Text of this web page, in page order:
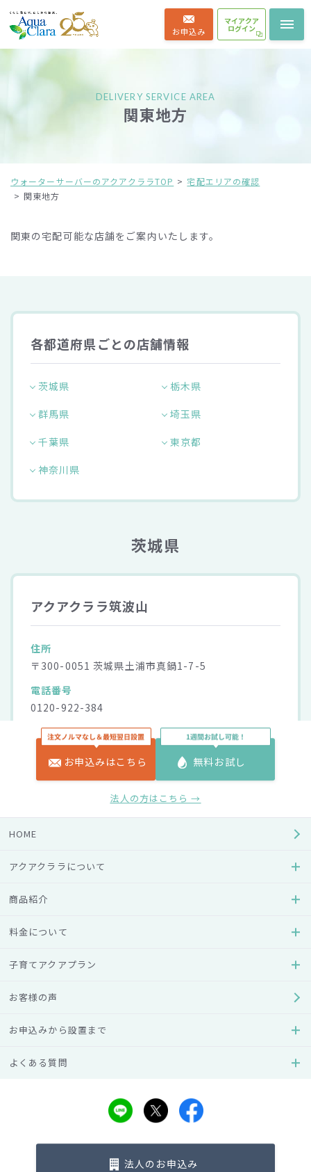
お申込み
マイアクア
ログイン
DELIVERY SERVICE AREA
関東地方
ウォーターサーバーのアクアクララTOP
宅配エリアの確認
関東地方
関東の宅配可能な店舗をご案内いたします。
各都道府県ごとの店舗情報
茨城県
栃木県
群馬県
埼玉県
千葉県
東京都
神奈川県
茨城県
アクアクララ筑波山
住所
〒300-0051 茨城県土浦市真鍋1-7-5
電話番号
0120-922-384
受付時間
8:30～17:00
月～金（祝日を除く）
URL
https://tukubasan.aquaclara-web.jp/
〒310-0044 茨城県水戸市西原1-10-6
電話番号
受付時間
9:00～18:00
お申込みはこちら 無料お試し
法人の方はこちら →
HOME
アクアクララについて
商品紹介
料金について
子育てアクアプラン
お客様の声
お申込みから設置まで
よくある質問
法人のお申込み